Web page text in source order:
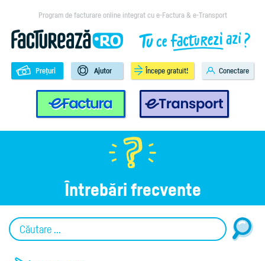
Program de facturare online integrat cu e-Factura & e-Transport
e-Factura e-Transport
Prețuri Ajutor Începe gratuit! Conectare
Întrebări frecvente